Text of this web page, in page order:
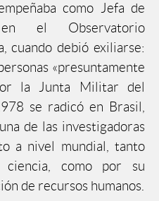
como Jefa de
el Observatorio
cuando debió exiliarse:
«presuntamente
la Junta Militar del
se radicó en Brasil,
de las investigadoras
a nivel mundial, tanto
como por su
de recursos humanos.